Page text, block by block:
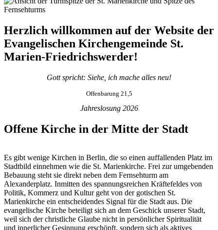
Herzlich willkommen auf der Website der
Evangelischen Kirchengemeinde St.
Marien-Friedrichswerder!
Gott spricht: Siehe, ich mache alles neu!
Offenbarung 21,5
Jahreslosung 2026
Offene Kirche in der Mitte der Stadt
Es gibt wenige Kirchen in Berlin, die so einen auffallenden Platz im
Stadtbild einnehmen wie die St. Marienkirche. Frei zur umgebenden
Bebauung steht sie direkt neben dem Fernsehturm am
Alexanderplatz. Inmitten des spannungsreichen Kräftefeldes von
Politik, Kommerz und Kultur geht von der gotischen St.
Marienkirche ein entscheidendes Signal für die Stadt aus. Die
evangelische Kirche beteiligt sich an dem Geschick unserer Stadt,
weil sich der christliche Glaube nicht in persönlicher Spiritualität
und innerlicher Gesinnung erschöpft, sondern sich als aktives